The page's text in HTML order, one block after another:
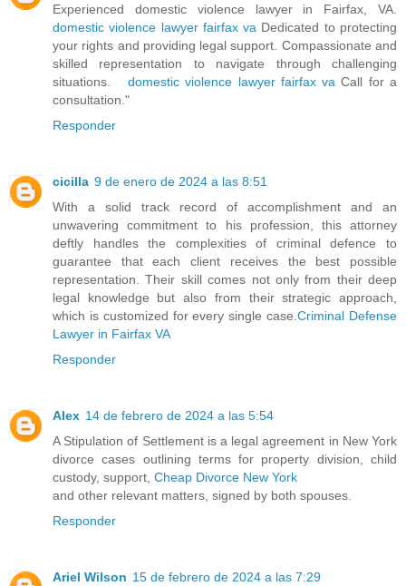
Experienced domestic violence lawyer in Fairfax, VA.
domestic violence lawyer fairfax va Dedicated to protecting
your rights and providing legal support. Compassionate and
skilled representation to navigate through challenging
situations. domestic violence lawyer fairfax va Call for a
consultation."
Responder
cicilla 9 de enero de 2024 a las 8:51
With a solid track record of accomplishment and an
unwavering commitment to his profession, this attorney
deftly handles the complexities of criminal defence to
guarantee that each client receives the best possible
representation. Their skill comes not only from their deep
legal knowledge but also from their strategic approach,
which is customized for every single case.Criminal Defense
Lawyer in Fairfax VA
Responder
Alex 14 de febrero de 2024 a las 5:54
A Stipulation of Settlement is a legal agreement in New York
divorce cases outlining terms for property division, child
custody, support, Cheap Divorce New York
and other relevant matters, signed by both spouses.
Responder
Ariel Wilson 15 de febrero de 2024 a las 7:29